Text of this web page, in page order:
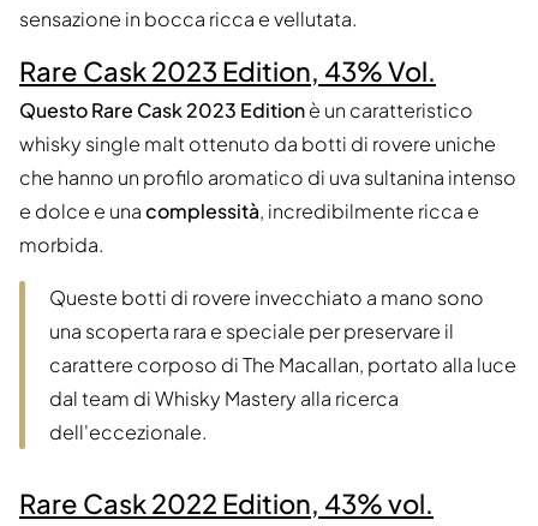
sensazione in bocca ricca e vellutata.
Rare Cask 2023 Edition, 43% Vol.
Questo Rare Cask 2023 Editionè un caratteristico
whisky single malt ottenuto da botti di rovere uniche
che hanno un profilo aromatico di uva sultanina intenso
e dolce e unacomplessità, incredibilmente ricca e
morbida.
Queste botti di rovere invecchiato a mano sono
una scoperta rara e speciale per preservare il
carattere corposo di The Macallan, portato alla luce
dal team di Whisky Mastery alla ricerca
dell'eccezionale.
Rare Cask 2022 Edition, 43% vol.